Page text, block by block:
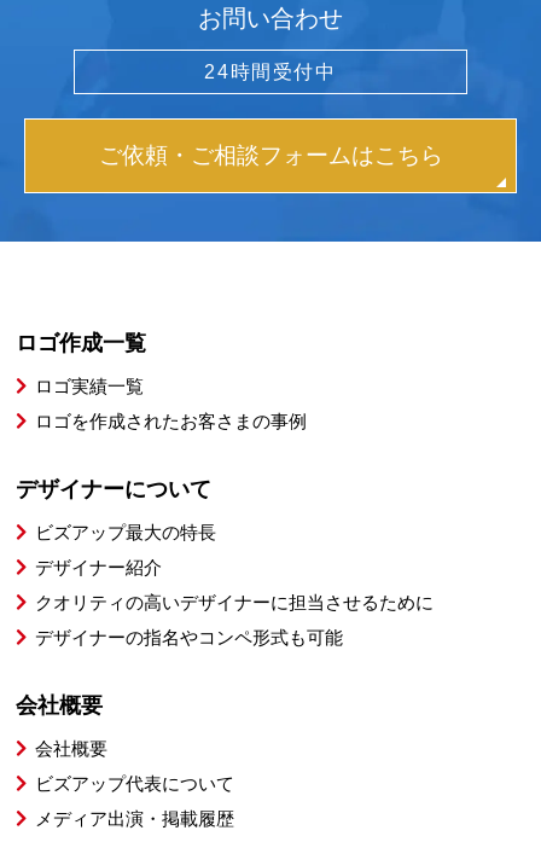
お問い合わせ
24時間受付中
ご依頼・ご相談フォームはこちら
ロゴ作成一覧
ロゴ実績一覧
ロゴを作成されたお客さまの事例
デザイナーについて
ビズアップ最大の特長
デザイナー紹介
クオリティの高いデザイナーに担当させるために
デザイナーの指名やコンペ形式も可能
会社概要
会社概要
ビズアップ代表について
メディア出演・掲載履歴